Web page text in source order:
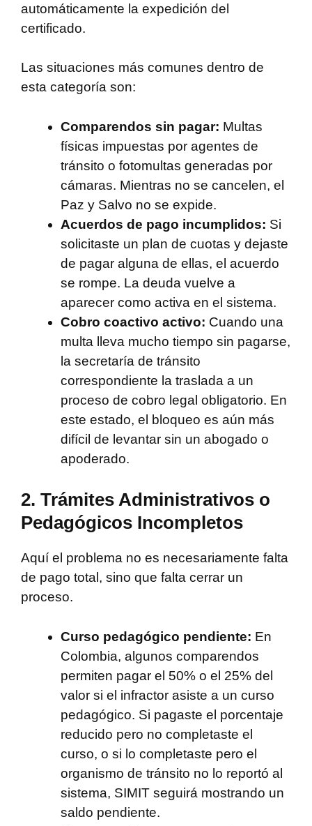
automáticamente la expedición del
certificado.
Las situaciones más comunes dentro de
esta categoría son:
Comparendos sin pagar: Multas
físicas impuestas por agentes de
tránsito o fotomultas generadas por
cámaras. Mientras no se cancelen, el
Paz y Salvo no se expide.
Acuerdos de pago incumplidos: Si
solicitaste un plan de cuotas y dejaste
de pagar alguna de ellas, el acuerdo
se rompe. La deuda vuelve a
aparecer como activa en el sistema.
Cobro coactivo activo: Cuando una
multa lleva mucho tiempo sin pagarse,
la secretaría de tránsito
correspondiente la traslada a un
proceso de cobro legal obligatorio. En
este estado, el bloqueo es aún más
difícil de levantar sin un abogado o
apoderado.
2. Trámites Administrativos o
Pedagógicos Incompletos
Aquí el problema no es necesariamente falta
de pago total, sino que falta cerrar un
proceso.
Curso pedagógico pendiente: En
Colombia, algunos comparendos
permiten pagar el 50% o el 25% del
valor si el infractor asiste a un curso
pedagógico. Si pagaste el porcentaje
reducido pero no completaste el
curso, o si lo completaste pero el
organismo de tránsito no lo reportó al
sistema, SIMIT seguirá mostrando un
saldo pendiente.